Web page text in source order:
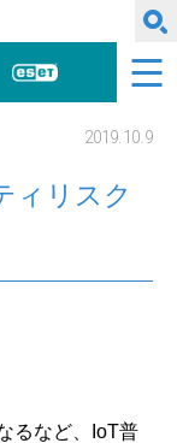
株式会社
セキュリティ情報局
ESET
2019.10.9
ィリスク
るなど、IoT普